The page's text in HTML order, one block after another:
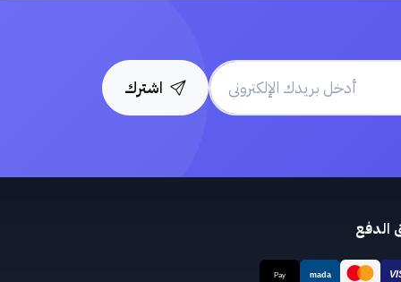
اشترك
الدفع